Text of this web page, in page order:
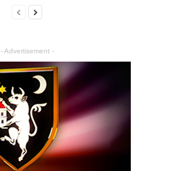
- Advertisement -